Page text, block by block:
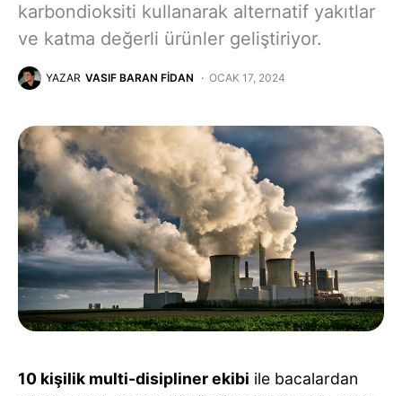
karbondioksiti kullanarak alternatif yakıtlar
ve katma değerli ürünler geliştiriyor.
YAZAR VASIF BARAN FIDAN OCAK 17, 2024
10 kişilik multi-disipliner ekibi ile bacalardan